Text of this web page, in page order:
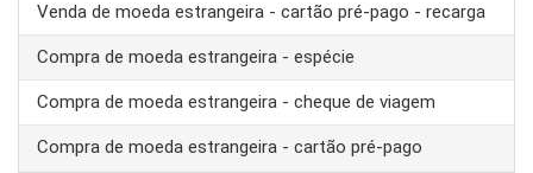
Venda de moeda estrangeira - cartão pré-pago - recarga
Compra de moeda estrangeira - espécie
Compra de moeda estrangeira - cheque de viagem
Compra de moeda estrangeira - cartão pré-pago